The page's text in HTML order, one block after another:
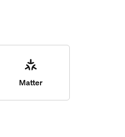
Matter